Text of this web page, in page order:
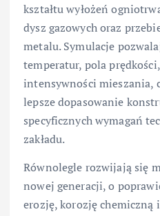
kształtu wyłożeń
dysz gazowych oraz
metalu. Symulacje
temperatur, pola
intensywności mieszania,
lepsze dopasowanie
specyficznych wymagań
zakładu.
Równolegle rozwijają się
nowej generacji, o
erozję, korozję chemiczną